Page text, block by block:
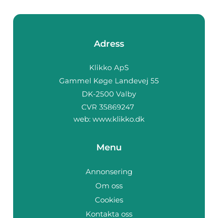
Adress
web: www.klikko.dk
Menu
Annonsering
Om oss
Cookies
Kontakta oss